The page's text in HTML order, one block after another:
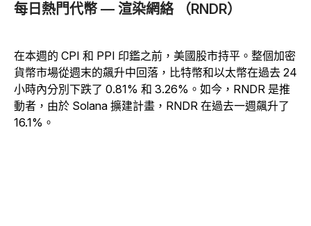
每日熱門代幣 — 渲染網絡 （RNDR）
在本週的 CPI 和 PPI 印鑑之前，美國股市持平。整個加密
貨幣市場從週末的飆升中回落，比特幣和以太幣在過去 24
小時內分別下跌了 0.81% 和 3.26%。如今，RNDR 是推
動者，由於 Solana 擴建計畫，RNDR 在過去一週飆升了
16.1%。